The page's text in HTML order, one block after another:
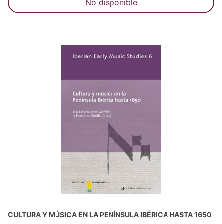
No disponible
CULTURA Y MÚSICA EN LA PENÍNSULA IBÉRICA HASTA 1650